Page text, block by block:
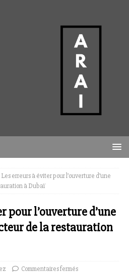
Les erreurs à éviter pour l’ouverture d’une
à Dubaï
pour l’ouverture d’une
de la restauration
Commentaires fermés